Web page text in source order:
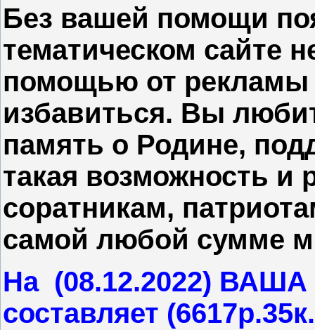
Без вашей помощи
тематическом сайте
помощью от
избавиться. Вы
память о Родине,
такая возможность и
соратникам,
самой любой сумме
На (08.12.2022)
составляет